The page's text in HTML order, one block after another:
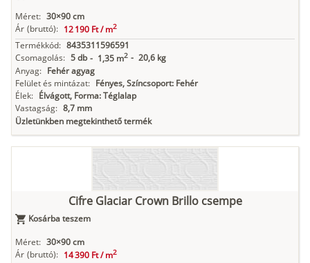
Méret: 30×90 cm
Ár (bruttó): 12 190 Ft /m2
Termékkód: 8435311596591
Csomagolás: 5 db - 1,35 m2 - 20,6 kg
Anyag: Fehér agyag
Felület és mintázat: Fényes, Színcsoport: Fehér
Élek: Élvágott, Forma: Téglalap
Vastagság: 8,7 mm
Üzletünkben megtekinthető termék
Cifre Glaciar Crown Brillo csempe
Kosárba teszem
Méret: 30×90 cm
Ár (bruttó): 14 390 Ft /m2